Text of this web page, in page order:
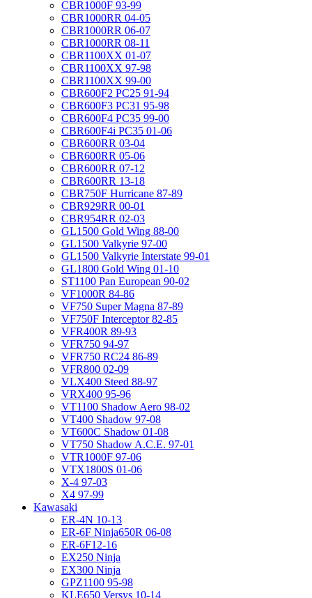
CBR1000F 93-99
CBR1000RR 04-05
CBR1000RR 06-07
CBR1000RR 08-11
CBR1100XX 01-07
CBR1100XX 97-98
CBR1100XX 99-00
CBR600F2 PC25 91-94
CBR600F3 PC31 95-98
CBR600F4 PC35 99-00
CBR600F4i PC35 01-06
CBR600RR 03-04
CBR600RR 05-06
CBR600RR 07-12
CBR600RR 13-18
CBR750F Hurricane 87-89
CBR929RR 00-01
CBR954RR 02-03
GL1500 Gold Wing 88-00
GL1500 Valkyrie 97-00
GL1500 Valkyrie Interstate 99-01
GL1800 Gold Wing 01-10
ST1100 Pan European 90-02
VF1000R 84-86
VF750 Super Magna 87-89
VF750F Interceptor 82-85
VFR400R 89-93
VFR750 94-97
VFR750 RC24 86-89
VFR800 02-09
VLX400 Steed 88-97
VRX400 95-96
VT1100 Shadow Aero 98-02
VT400 Shadow 97-08
VT600C Shadow 01-08
VT750 Shadow A.C.E. 97-01
VTR1000F 97-06
VTX1800S 01-06
X-4 97-03
X4 97-99
Kawasaki
ER-4N 10-13
ER-6F Ninja650R 06-08
ER-6F12-16
EX250 Ninja
EX300 Ninja
GPZ1100 95-98
KLE650 Versys 10-14